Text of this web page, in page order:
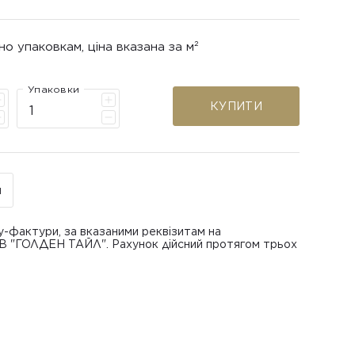
упаковкам, ціна вказана за м²
Упаковки
КУПИТИ
фактури, за вказаними реквізитам на
"ГОЛДЕН ТАЙЛ". Рахунок дійсний протягом трьох